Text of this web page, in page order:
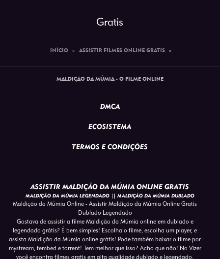
Gratis
INÍCIO » ASSISTIR FILMES ONLINE GRATIS »
MALDIÇÃO DA MÚMIA - O FILME ONLINE
DMCA
ECOSISTEMA
TERMOS E CONDIÇÕES
ASSISTIR MALDIÇÃO DA MÚMIA ONLINE GRATIS
MALDIÇÃO DA MÚMIA LEGENDADO || MALDIÇÃO DA MÚMIA DUBLADO
Maldição da Múmia Online - Assistir Maldição da Múmia Online Gratis
Dublado Legendado
Gostava de assistir a filme Maldição da Múmia online em dublado e
legendado grátis? É bem simples! Escolha o filme, escolha um player, e
assista Maldição da Múmia online grátis! Pode também baixar o filme por
mystream, fembed e torrent! Tem melhor que isso? Acho que não! No Vizer
você encontra filmes gratis em alta qualidade dublado e legendado,